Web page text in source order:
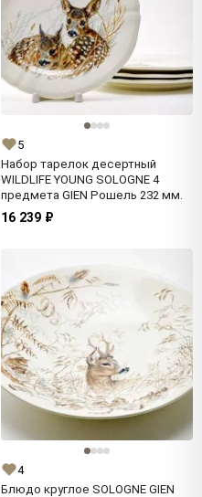
5
Набор тарелок десертный
WILDLIFE YOUNG SOLOGNE 4
предмета GIEN Рошель 232 мм.
16 239 ₽
4
Блюдо круглое SOLOGNE GIEN